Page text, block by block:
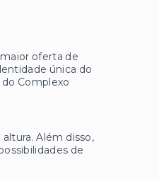
oferta de
única do
Complexo
Além disso,
de